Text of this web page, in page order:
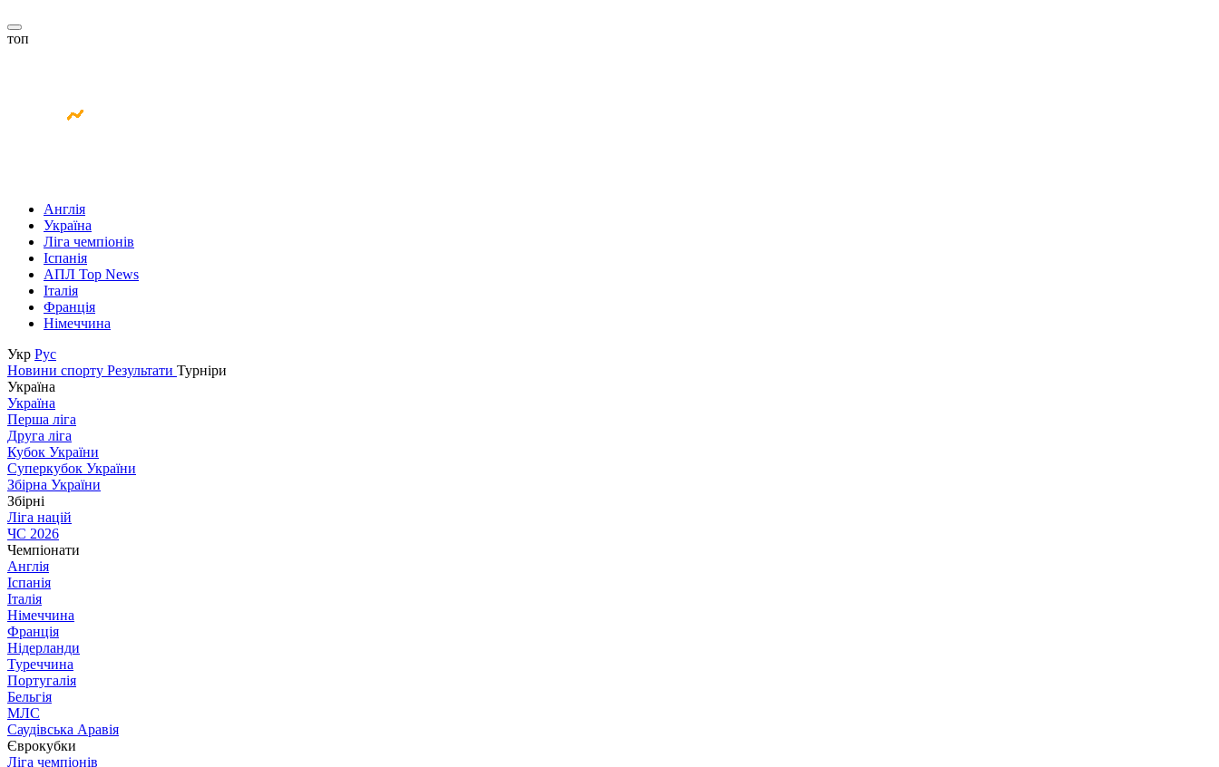
топ
Англія
Україна
Ліга чемпіонів
Іспанія
АПЛ Top News
Італія
Франція
Німеччина
Укр Рус
Новини спорту Результати Турніри
Україна
Україна
Перша ліга
Друга ліга
Кубок України
Суперкубок України
Збірна України
Збірні
Ліга націй
ЧС 2026
Чемпіонати
Англія
Іспанія
Італія
Німеччина
Франція
Нідерланди
Туреччина
Португалія
Бельгія
МЛС
Саудівська Аравія
Єврокубки
Ліга чемпіонів